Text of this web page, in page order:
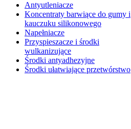
Antyutleniacze
Koncentraty barwiące do gumy i
kauczuku silikonowego
Napełniacze
Przyspieszacze i środki
wulkanizujące
Środki antyadhezyjne
Środki ułatwiające przetwórstwo